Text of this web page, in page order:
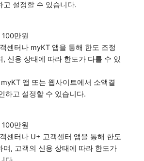
고 설정할 수 있습니다.
만원
센터나 myKT 앱을 통해 한도 조정
, 신용 상태에 따라 한도가 다를 수 있
myKT 앱 또는 웹사이트에서 소액결
하고 설정할 수 있습니다.
만원
센터나 U+ 고객센터 앱을 통해 한도
며, 고객의 신용 상태에 따라 한도가